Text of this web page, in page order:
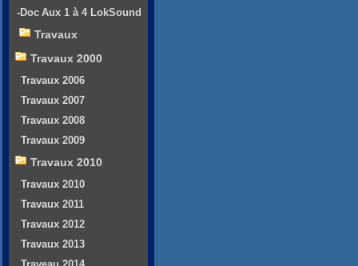
-Doc Aux 1 à 4 LokSound
Travaux
Travaux 2000
Travaux 2006
Travaux 2007
Travaux 2008
Travaux 2009
Travaux 2010
Travaux 2010
Travaux 2011
Travaux 2012
Travaux 2013